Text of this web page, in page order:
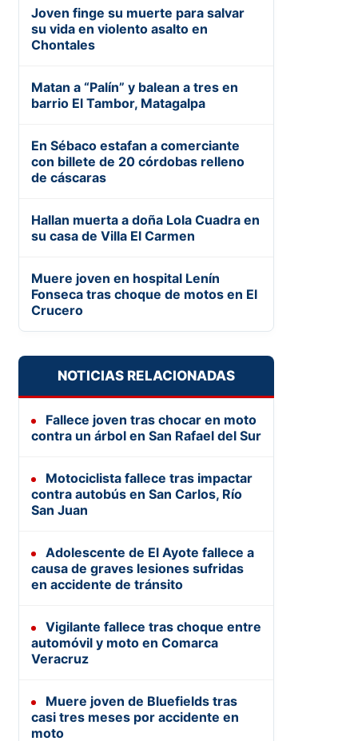
Joven finge su muerte para salvar
su vida en violento asalto en
Chontales
Matan a “Palín” y balean a tres en
barrio El Tambor, Matagalpa
En Sébaco estafan a comerciante
con billete de 20 córdobas relleno
de cáscaras
Hallan muerta a doña Lola Cuadra en
su casa de Villa El Carmen
Muere joven en hospital Lenín
Fonseca tras choque de motos en El
Crucero
NOTICIAS RELACIONADAS
Fallece joven tras chocar en moto
contra un árbol en San Rafael del Sur
Motociclista fallece tras impactar
contra autobús en San Carlos, Río
San Juan
Adolescente de El Ayote fallece a
causa de graves lesiones sufridas
en accidente de tránsito
Vigilante fallece tras choque entre
automóvil y moto en Comarca
Veracruz
Muere joven de Bluefields tras
casi tres meses por accidente en
moto